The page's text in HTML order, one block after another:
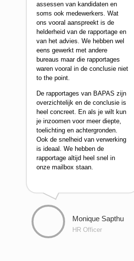
assessen van kandidaten en
soms ook medewerkers. Wat
ons vooral aanspreekt is de
helderheid van de rapportage en
van het advies. We hebben wel
eens gewerkt met andere
bureaus maar die rapportages
waren vooral in de conclusie niet
to the point.
De rapportages van BAPAS zijn
overzichtelijk en de conclusie is
heel concreet. En als je wilt kun
je inzoomen voor meer diepte,
toelichting en achtergronden.
Ook de snelheid van verwerking
is ideaal. We hebben de
rapportage altijd heel snel in
onze mailbox staan.
Monique Sapthu
HR Officer